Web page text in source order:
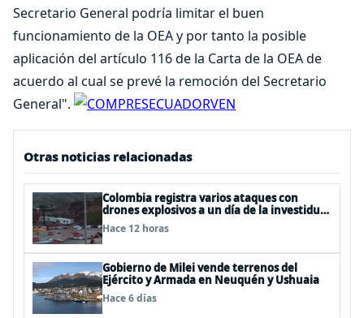
Secretario General podría limitar el buen
funcionamiento de la OEA y por tanto la posible
aplicación del artículo 116 de la Carta de la OEA de
acuerdo al cual se prevé la remoción del Secretario
General".
Otras noticias relacionadas
Colombia registra varios ataques con
drones explosivos a un día de la investidura
de De la Espriella: un policía muerto
Hace 12 horas
Gobierno de Milei vende terrenos del
Ejército y Armada en Neuquén y Ushuaia
Hace 6 días